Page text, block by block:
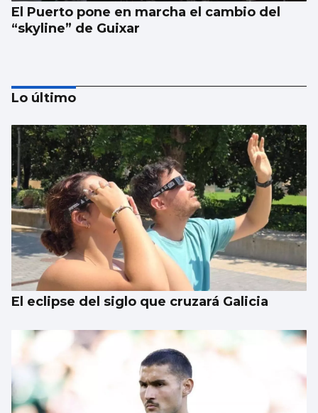
El Puerto pone en marcha el cambio del
“skyline” de Guixar
Un estudio propone mejorar el uso de la IA
en el mundo sanitario
Lo último
El eclipse del siglo que cruzará Galicia